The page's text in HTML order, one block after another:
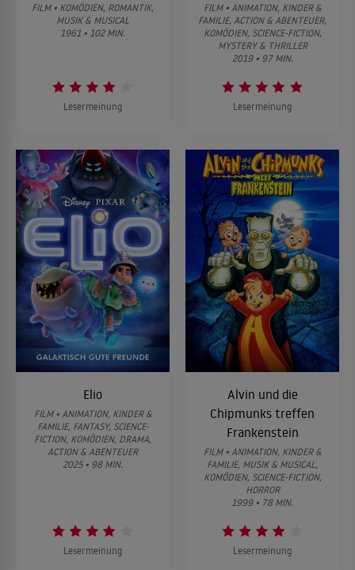
FILM • KOMÖDIEN, ROMANTIK,
MUSIK & MUSICAL
1961 • 102 MIN.
Lesermeinung
FILM • ANIMATION, KINDER &
FAMILIE, ACTION & ABENTEUER,
KOMÖDIEN, SCIENCE-FICTION,
MYSTERY & THRILLER
2019 • 97 MIN.
Lesermeinung
Elio
FILM • ANIMATION, KINDER &
FAMILIE, FANTASY, SCIENCE-
FICTION, KOMÖDIEN, DRAMA,
ACTION & ABENTEUER
2025 • 98 MIN.
Lesermeinung
Alvin und die
Chipmunks treffen
Frankenstein
FILM • ANIMATION, KINDER &
FAMILIE, MUSIK & MUSICAL,
KOMÖDIEN, SCIENCE-FICTION,
HORROR
1999 • 78 MIN.
Lesermeinung